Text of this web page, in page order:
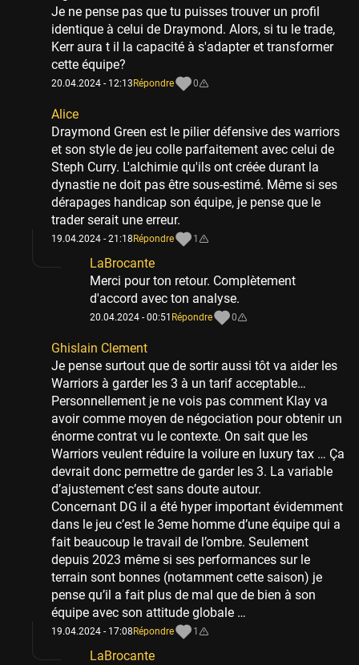
Je ne pense pas que tu puisses trouver un profil
identique à celui de Draymond. Alors, si tu le trade,
Kerr aura t il la capacité à s'adapter et transformer
cette équipe?
20.04.2024 - 12:13 Répondre 0
Alice
Draymond Green est le pilier défensive des warriors
et son style de jeu colle parfaitement avec celui de
Steph Curry. L'alchimie qu'ils ont créée durant la
dynastie ne doit pas être sous-estimé. Même si ses
dérapages handicap son équipe, je pense que le
trader serait une erreur.
19.04.2024 - 21:18 Répondre 1
LaBrocante
Merci pour ton retour. Complètement
d'accord avec ton analyse.
20.04.2024 - 00:51 Répondre 0
Ghislain Clement
Je pense surtout que de sortir aussi tôt va aider les
Warriors à garder les 3 à un tarif acceptable…
Personnellement je ne vois pas comment Klay va
avoir comme moyen de négociation pour obtenir un
énorme contrat vu le contexte. On sait que les
Warriors veulent réduire la voilure en luxury tax … Ça
devrait donc permettre de garder les 3. La variable
d’ajustement c’est sans doute autour.
Concernant DG il a été hyper important évidemment
dans le jeu c’est le 3eme homme d’une équipe qui a
fait beaucoup le travail de l’ombre. Seulement
depuis 2023 même si ses performances sur le
terrain sont bonnes (notamment cette saison) je
pense qu’il a fait plus de mal que de bien à son
équipe avec son attitude globale …
19.04.2024 - 17:08 Répondre 1
LaBrocante